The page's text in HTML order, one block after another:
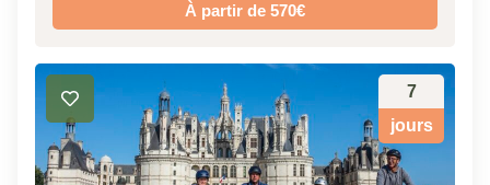
À partir de 570€
7
jours